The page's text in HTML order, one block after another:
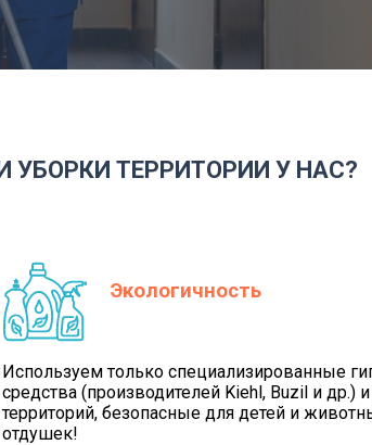
УБОРКИ ТЕРРИТОРИИ У НАС?
Экологичность
Используем только специализированные
средства (производителей Kiehl, Buzil и др.)
территорий, безопасные для детей и
отдушек!